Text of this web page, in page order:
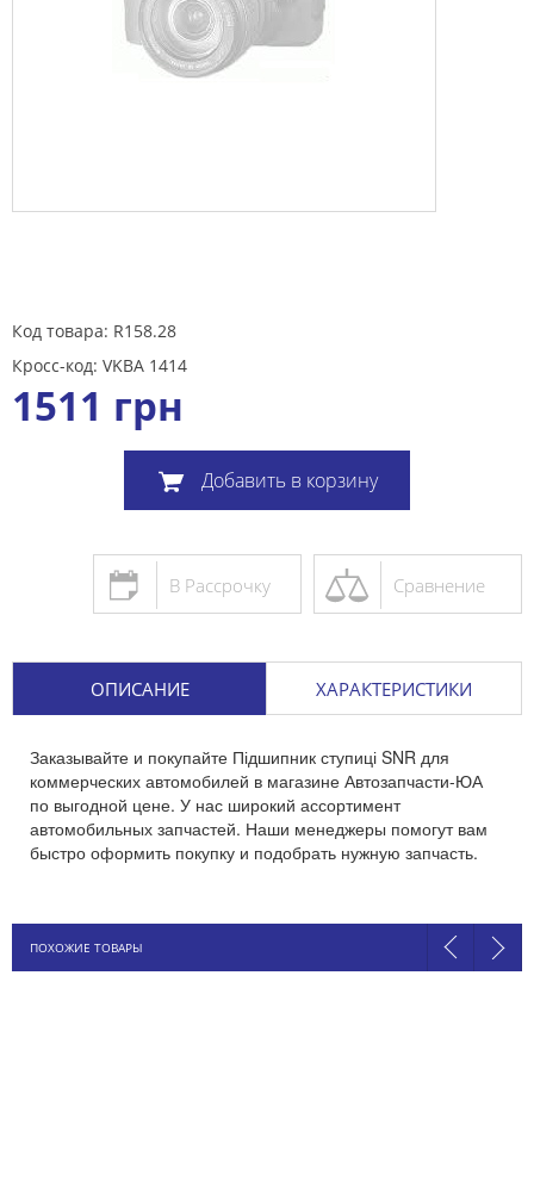
Код товара: R158.28
Кросс-код: VKBA 1414
1511 грн
Добавить в корзину
Сравнение
В Рассрочку
ОПИСАНИЕ ХАРАКТЕРИСТИКИ
Заказывайте и покупайте Підшипник ступиці SNR для
коммерческих автомобилей в магазине Автозапчасти-ЮА
по выгодной цене. У нас широкий ассортимент
автомобильных запчастей. Наши менеджеры помогут вам
быстро оформить покупку и подобрать нужную запчасть.
ПОХОЖИЕ ТОВАРЫ